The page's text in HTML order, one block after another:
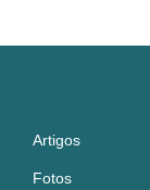
Artigos
Fotos